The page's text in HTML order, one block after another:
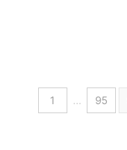
1 … 95